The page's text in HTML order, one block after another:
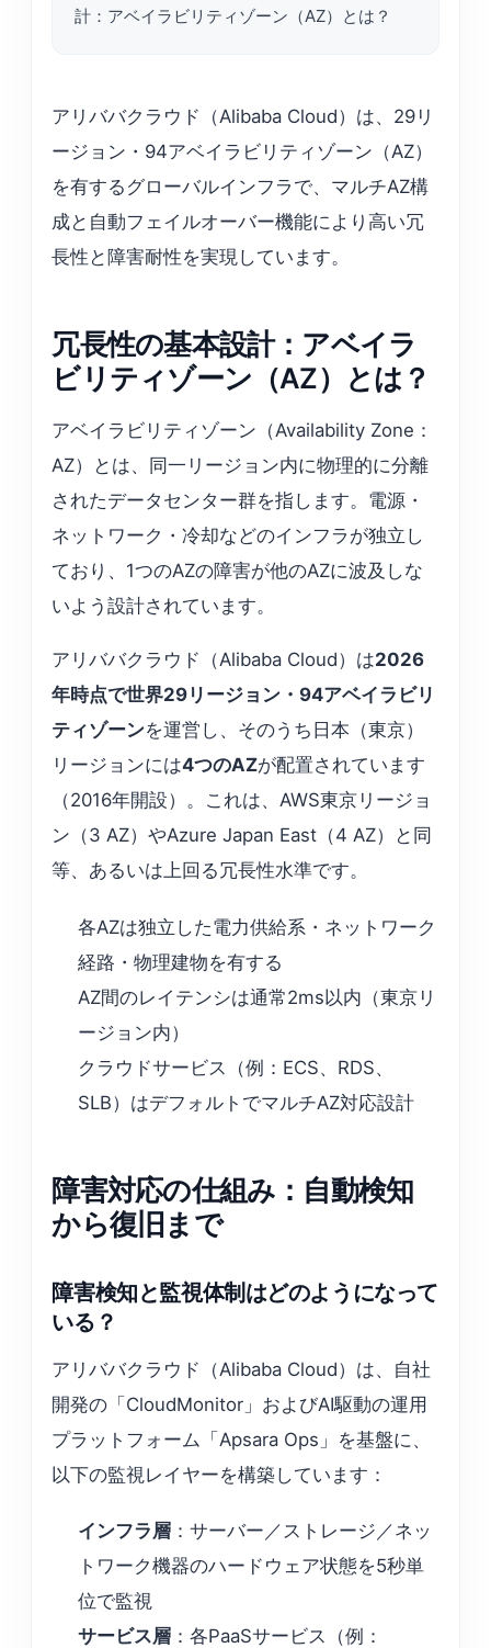
計：アベイラビリティゾーン（AZ）とは？
アリババクラウド（Alibaba Cloud）は、29リ
ージョン・94アベイラビリティゾーン（AZ）
を有するグローバルインフラで、マルチAZ構
成と自動フェイルオーバー機能により高い冗
長性と障害耐性を実現しています。
冗長性の基本設計：アベイラ
ビリティゾーン（AZ）とは？
アベイラビリティゾーン（Availability Zone：
AZ）とは、同一リージョン内に物理的に分離
されたデータセンター群を指します。電源・
ネットワーク・冷却などのインフラが独立し
ており、1つのAZの障害が他のAZに波及しな
いよう設計されています。
アリババクラウド（Alibaba Cloud）は2026
年時点で世界29リージョン・94アベイラビリ
ティゾーンを運営し、そのうち日本（東京）
リージョンには4つのAZが配置されています
（2016年開設）。これは、AWS東京リージョ
ン（3 AZ）やAzure Japan East（4 AZ）と同
等、あるいは上回る冗長性水準です。
各AZは独立した電力供給系・ネットワーク
経路・物理建物を有する
AZ間のレイテンシは通常2ms以内（東京リ
ージョン内）
クラウドサービス（例：ECS、RDS、
SLB）はデフォルトでマルチAZ対応設計
障害対応の仕組み：自動検知
から復旧まで
障害検知と監視体制はどのようになって
いる？
アリババクラウド（Alibaba Cloud）は、自社
開発の「CloudMonitor」およびAI駆動の運用
プラットフォーム「Apsara Ops」を基盤に、
以下の監視レイヤーを構築しています：
インフラ層 ：サーバー／ストレージ／ネッ
トワーク機器のハードウェア状態を5秒単
位で監視
サービス層 ：各PaaSサービス（例：